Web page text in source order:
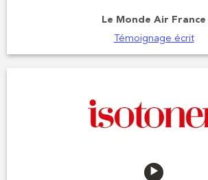
Le Monde Air France
Témoignage écrit